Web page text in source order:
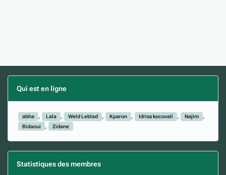
Qui est en ligne
abha Lala Weld Leblad Kparon Idriss kocovali
Najim
Bidaoui
Zidane
Statistiques des membres